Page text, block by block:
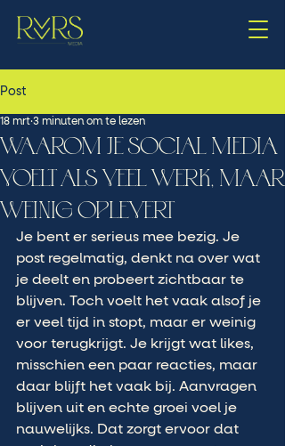
Post
WAAROM JE SOCIAL MEDIA
VOELT ALS VEEL WERK, MAAR
WEINIG OPLEVERT
18 mrt 3 minuten om te lezen
Je bent er serieus mee bezig. Je
post regelmatig, denkt na over wat
je deelt en probeert zichtbaar te
blijven. Toch voelt het vaak alsof je
er veel tijd in stopt, maar er weinig
voor terugkrijgt. Je krijgt wat likes,
misschien een paar reacties, maar
daar blijft het vaak bij. Aanvragen
blijven uit en echte groei voel je
nauwelijks. Dat zorgt ervoor dat